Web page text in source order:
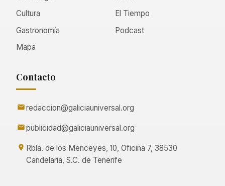
Cultura
El Tiempo
Gastronomía
Podcast
Mapa
Contacto
redaccion@galiciauniversal.org
publicidad@galiciauniversal.org
Rbla. de los Menceyes, 10, Oficina 7, 38530
Candelaria, S.C. de Tenerife